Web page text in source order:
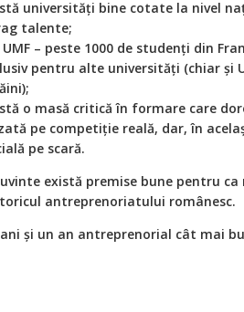
universități bine cotate la nivel
talente;
UMF – peste 1000 de studenți din
pentru alte universități (chiar și
o masă critică în formare care
pe competiție reală, dar, în
pe scară.
există premise bune pentru
antreprenoriatului românesc.
și un an antreprenorial cât mai